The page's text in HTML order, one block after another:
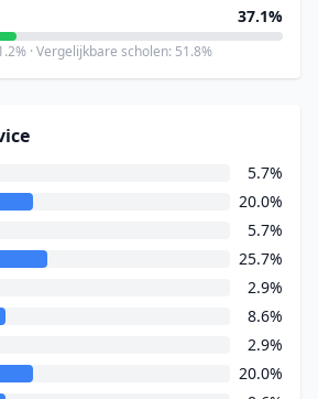
37.1%
· Vergelijkbare scholen: 51.8%
5.7%
20.0%
5.7%
25.7%
2.9%
8.6%
2.9%
20.0%